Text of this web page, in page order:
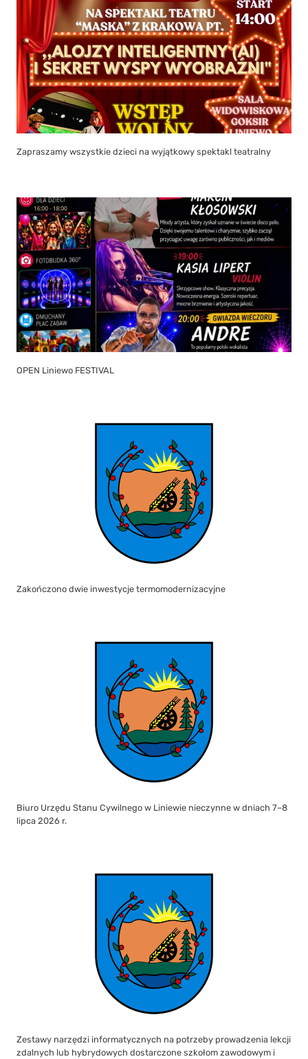
Zapraszamy wszystkie dzieci na wyjątkowy spektakl teatralny
OPEN Liniewo FESTIVAL
Zakończono dwie inwestycje termomodernizacyjne
Biuro Urzędu Stanu Cywilnego w Liniewie nieczynne w dniach 7–8
lipca 2026 r.
Zestawy narzędzi informatycznych na potrzeby prowadzenia lekcji
zdalnych lub hybrydowych dostarczone szkołom zawodowym i